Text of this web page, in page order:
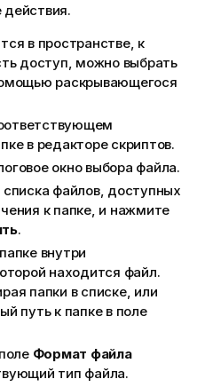
в пространстве, к
доступ, можно выбрать
раскрывающегося
в редакторе скриптов.
окно выбора файла.
файлов, доступных
к папке, и нажмите
.
внутри
находится файл.
папки в списке, или
путь к папке в поле
Формат файла
тип файла.